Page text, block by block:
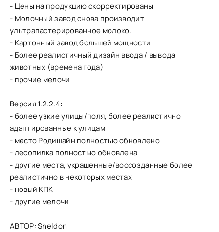
- Цены на продукцию скорректированы
- Молочный завод снова производит
ультрапастерированное молоко.
- Картонный завод большей мощности
- Более реалистичный дизайн ввода / вывода
животных (времена года)
- прочие мелочи
Версия 1.2.2.4:
- более узкие улицы/поля, более реалистично
адаптированные к улицам
- место Родишайн полностью обновлено
- лесопилка полностью обновлена
- другие места, украшенные/воссозданные более
реалистично в некоторых местах
- новый КПК
- другие мелочи
АВТОР: Sheldon